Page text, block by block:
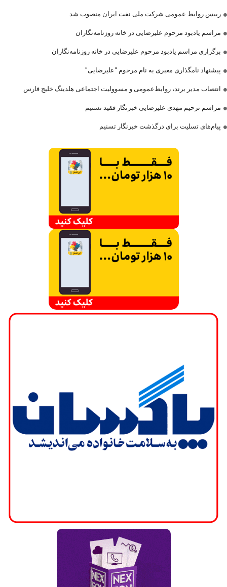
رییس روابط عمومی شرکت ملی نفت ایران منصوب شد
مراسم یادبود مرحوم علیرضایی در خانه روزنامه‌نگاران
برگزاری مراسم یادبود مرحوم علیرضایی در خانه روزنامه‌نگاران
پیشنهاد نامگذاری معبری به نام مرحوم “علیرضایی”
انتصاب مدیر برند، روابط‌عمومی و مسوولیت اجتماعی هلدینگ خلیج فارس
مراسم ترحیم مهدی علیرضایی خبرنگار فقید تسنیم
پیام‌های تسلیت برای درگذشت خبرنگار تسنیم